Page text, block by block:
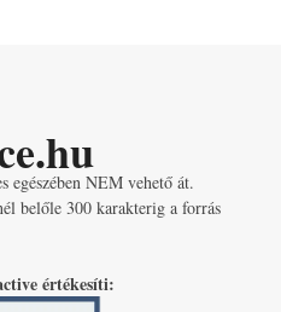
egészében NEM vehető át.
belőle 300 karakterig a forrás
értékesíti: